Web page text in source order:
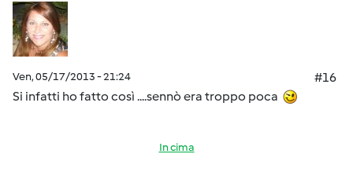
Ven, 05/17/2013 - 21:24
#16
Si infatti ho fatto così ....sennò era troppo poca
In cima